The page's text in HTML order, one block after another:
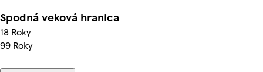
Spodná veková hranica
18 Roky
99 Roky